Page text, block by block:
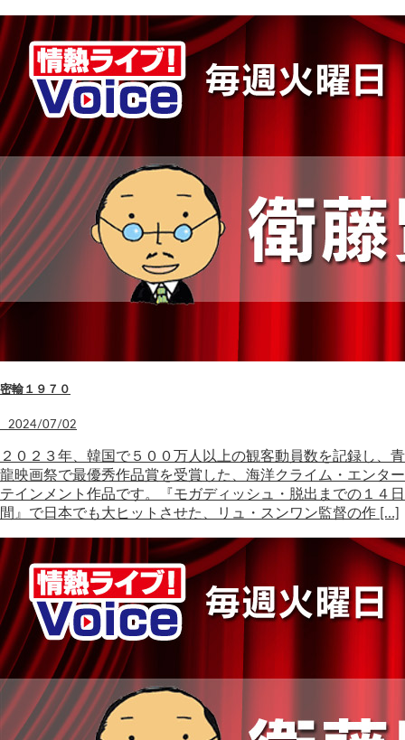
密輸１９７０
2024/07/02
２０２３年、韓国で５００万人以上の観客動員数を記録し、青
龍映画祭で最優秀作品賞を受賞した、海洋クライム・エンター
テインメント作品です。『モガディッシュ・脱出までの１４日
間』で日本でも大ヒットさせた、リュ・スンワン監督の作 […]